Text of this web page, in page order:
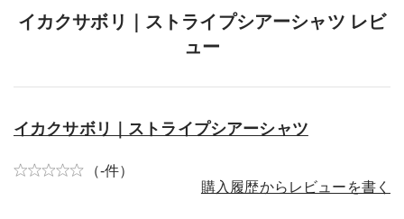
イカクサボリ｜ストライプシアーシャツ レビ
ュー
イカクサボリ｜ストライプシアーシャツ
（-件）
購入履歴からレビューを書く